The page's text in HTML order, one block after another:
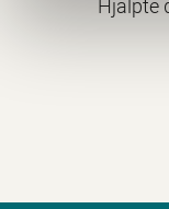
Hjälpte